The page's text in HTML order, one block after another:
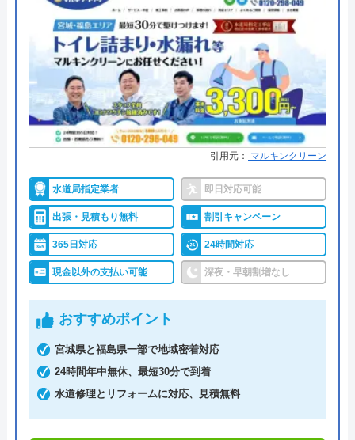
運営会社 株式会社JUNコーポレーション
代表者 高野祐二
所在地
〒158-0095
東京都世田谷区瀬田二丁目27番3号
対応エリア 全国（一部エリアを除く）
●支払い方法
現金、銀行振込、クレジットカー
ド、コンビニ後払い、QR決済
●累計実績 施工実績30万件を達成
●保証・保険
修理に応じて1～3年の無料点検、
無料保証を用意
詳細は公式HPでご確認ください
クリーンライフがおすすめの理由
クリーンライフは年中無休で、最短30分駆けつけ、
休日・深夜も出張費無料などのサービスを売りにし
ています。
指定給水装置工事事業者（水道局指定工事店）で下
請けに依頼することなく自社でしっかりと教育や研
修を受けた有資格者のスタッフが対応してくれるの
で安心です。
引用元： マルキンクリーン
水道局指定業者 即日対応可能
出張・見積もり無料 割引キャンペーン
365日対応 24時間対応
現金以外の支払い可能 深夜・早朝割増なし
おすすめポイント
宮城県と福島県一部で地域密着対応
24時間年中無休、最短30分で到着
水道修理とリフォームに対応、見積無料